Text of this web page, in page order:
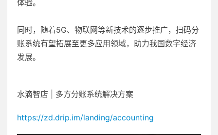
体验。
同时，随着5G、物联网等新技术的逐步推广，扫码分
账系统有望拓展至更多应用领域，助力我国数字经济
发展。
水滴智店 | 多方分账系统解决方案
https://zd.drip.im/landing/accounting